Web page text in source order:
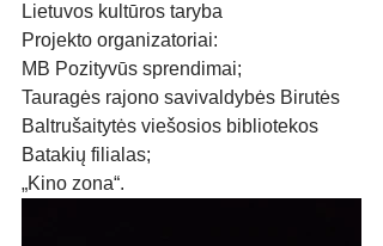
Lietuvos kultūros taryba
Projekto organizatoriai:
MB Pozityvūs sprendimai;
Tauragės rajono savivaldybės Birutės
Baltrušaitytės viešosios bibliotekos
Batakių filialas;
„Kino zona“.